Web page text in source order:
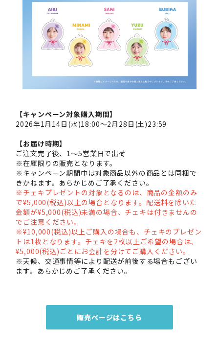
【キャンペーン対象購入期間】
2026年1月14日(水)18:00～2月28日(土)23:59
【お届け時期】
ご注文完了後、1～5営業日で出荷
※在庫限りの販売となります。
※キャンペーン期間中は対象商品以外の商品とは同梱で
きかねます。あらかじめご了承ください。
※チェキプレゼントの対象となるのは、商品の金額のみ
で¥5,000(税込)以上の場合となります。配送料を除いた
金額が¥5,000(税込)未満の場合、チェキは付きませんの
でご注意ください。
※¥10,000(税込)以上ご購入の場合も、チェキのプレゼン
トは1枚となります。チェキを2枚以上ご希望の場合は、
¥5,000(税込)ごとにお会計を分けてご購入ください。
※天候、交通事情等により配送が前後する場合もござい
ます。あらかじめご了承ください。
販売ページはこちら